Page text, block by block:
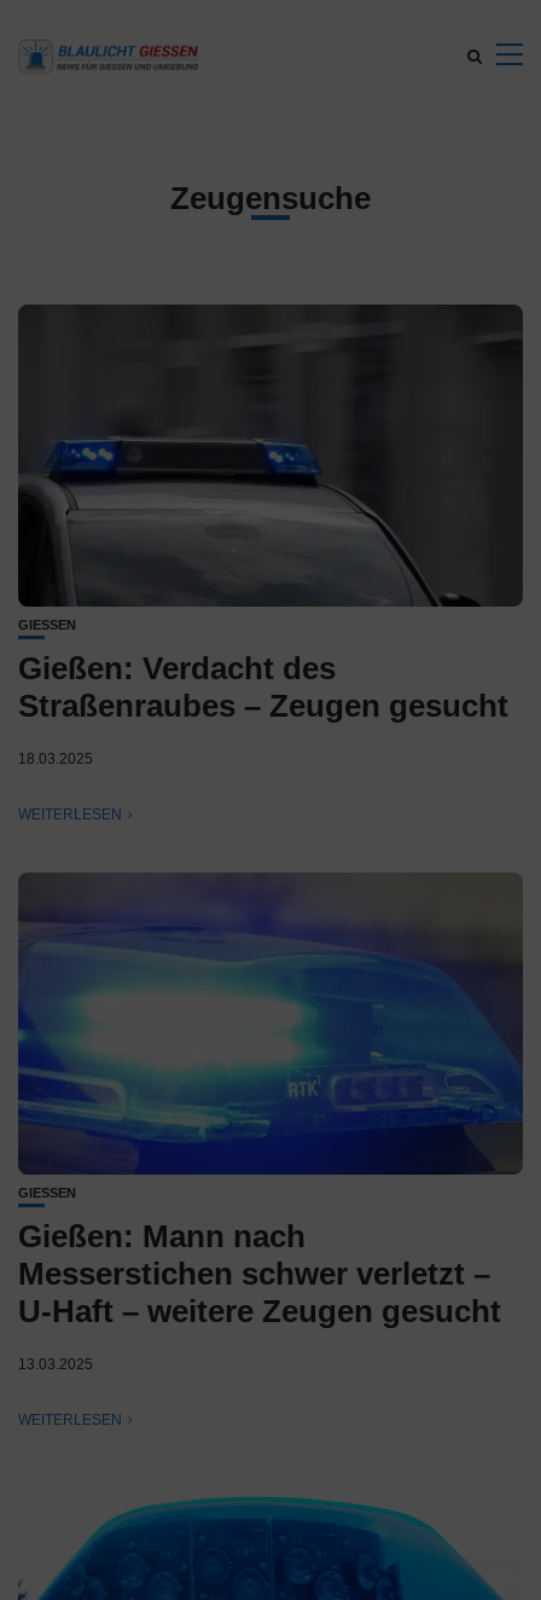
Zeugensuche
GIESSEN
Gießen: Verdacht des
Straßenraubes – Zeugen gesucht
18.03.2025
WEITERLESEN
GIESSEN
Gießen: Mann nach
Messerstichen schwer verletzt –
U-Haft – weitere Zeugen gesucht
13.03.2025
WEITERLESEN